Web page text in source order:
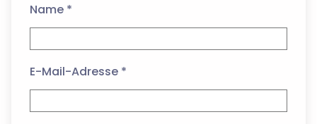
Name *
E-Mail-Adresse *